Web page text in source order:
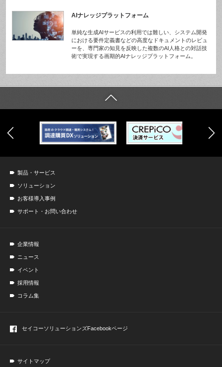
AIナレッジプラットフォーム
単純な生成AIサービスの利用では難しい、システム開発
における要件定義書などの高度なドキュメントのレビュ
ーを、専門家の知見を反映した複数のAI人格との対話技
術で実現する画期的AIナレッジプラットフォーム。
製品・サービス
ソリューション
お客様導入事例
サポート・お問い合わせ
企業情報
ニュース
イベント
採用情報
コラム集
セイコーソリューションズFacebookページ
サイトマップ